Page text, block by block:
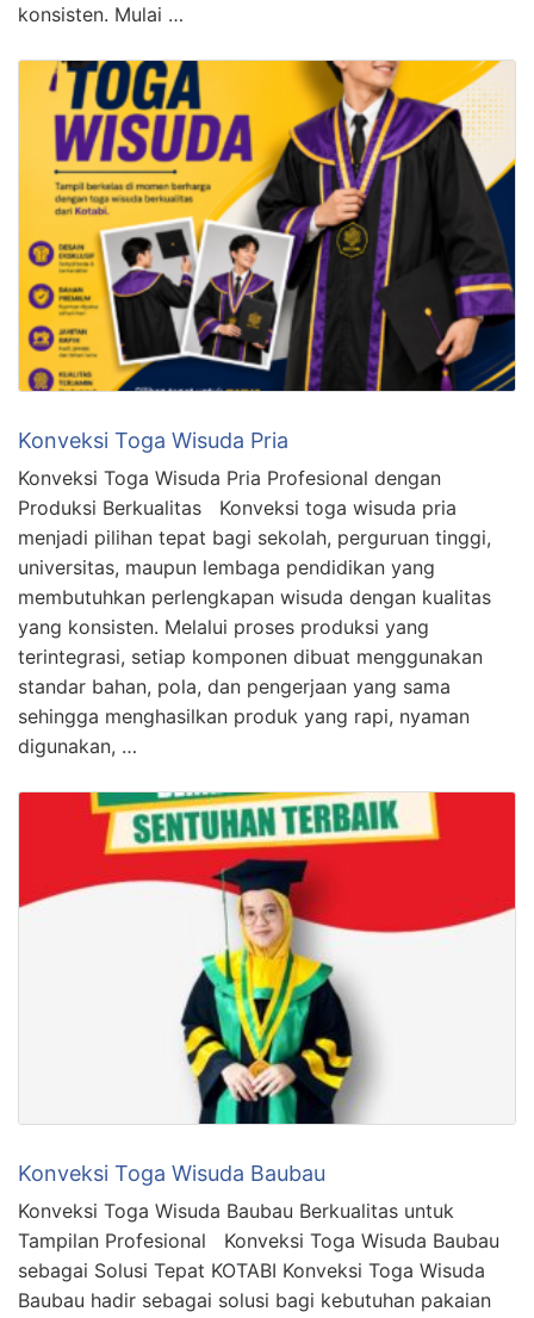
konsisten. Mulai …
Konveksi Toga Wisuda Pria
Konveksi Toga Wisuda Pria Profesional dengan
Produksi Berkualitas Konveksi toga wisuda pria
menjadi pilihan tepat bagi sekolah, perguruan tinggi,
universitas, maupun lembaga pendidikan yang
membutuhkan perlengkapan wisuda dengan kualitas
yang konsisten. Melalui proses produksi yang
terintegrasi, setiap komponen dibuat menggunakan
standar bahan, pola, dan pengerjaan yang sama
sehingga menghasilkan produk yang rapi, nyaman
digunakan, …
Konveksi Toga Wisuda Baubau
Konveksi Toga Wisuda Baubau Berkualitas untuk
Tampilan Profesional Konveksi Toga Wisuda Baubau
sebagai Solusi Tepat KOTABI Konveksi Toga Wisuda
Baubau hadir sebagai solusi bagi kebutuhan pakaian